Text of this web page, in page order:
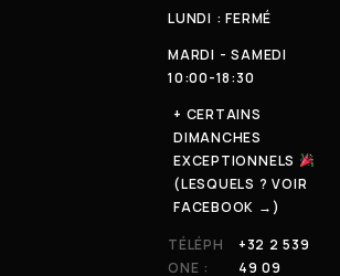
LUNDI : FERMÉ
MARDI - SAMEDI
10:00-18:30
+ CERTAINS
DIMANCHES
EXCEPTIONNELS
(LESQUELS ? VOIR
FACEBOOK →)
TÉLÉPH
ONE :
+32 2 539
49 09